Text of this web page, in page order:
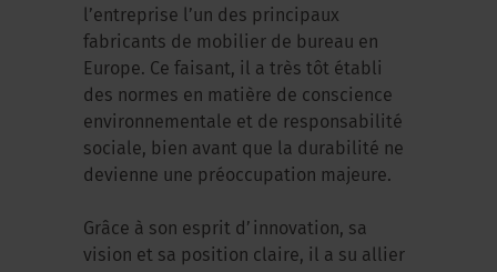
l’entreprise l’un des principaux
fabricants de mobilier de bureau en
Europe. Ce faisant, il a très tôt établi
des normes en matière de conscience
environnementale et de responsabilité
sociale, bien avant que la durabilité ne
devienne une préoccupation majeure.
Grâce à son esprit d’innovation, sa
vision et sa position claire, il a su allier